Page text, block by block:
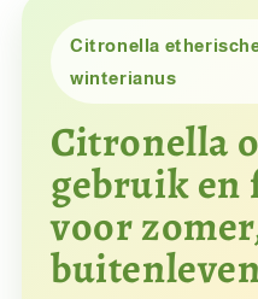
Citronella
winterianus
Citronella
gebruik en
voor